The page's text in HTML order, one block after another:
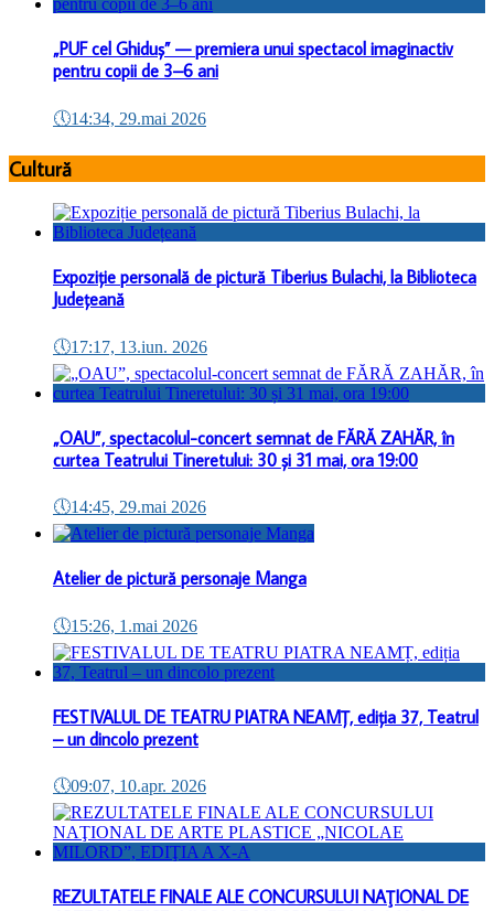
„PUF cel Ghiduș” — premiera unui spectacol imaginactiv
pentru copii de 3–6 ani
🕔14:34, 29.mai 2026
Cultură
Expoziție personală de pictură Tiberius Bulachi, la Biblioteca
Județeană
🕔17:17, 13.iun. 2026
„OAU”, spectacolul-concert semnat de FĂRĂ ZAHĂR, în
curtea Teatrului Tineretului: 30 și 31 mai, ora 19:00
🕔14:45, 29.mai 2026
Atelier de pictură personaje Manga
🕔15:26, 1.mai 2026
FESTIVALUL DE TEATRU PIATRA NEAMȚ, ediția 37, Teatrul
– un dincolo prezent
🕔09:07, 10.apr. 2026
REZULTATELE FINALE ALE CONCURSULUI NAŢIONAL DE